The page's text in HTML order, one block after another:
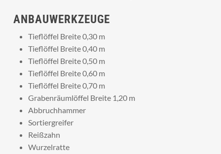
ANBAUWERKZEUGE
Tieflöffel Breite 0,30 m
Tieflöffel Breite 0,40 m
Tieflöffel Breite 0,50 m
Tieflöffel Breite 0,60 m
Tieflöffel Breite 0,70 m
Grabenräumlöffel Breite 1,20 m
Abbruchhammer
Sortiergreifer
Reißzahn
Wurzelratte